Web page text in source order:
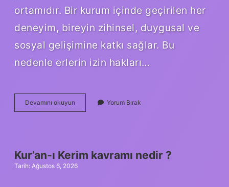
ortamıdır. Bir kurum içinde geçirilen her
deneyim, bireyin zihinsel, duygusal ve
sosyal gelişimine katkı sağlar. Bu
nedenle erlerin izin hakları…
Devamını okuyun
izin
Yorum Bırak
Kur’an-ı Kerim kavramı nedir ?
Tarih: Ağustos 6, 2026